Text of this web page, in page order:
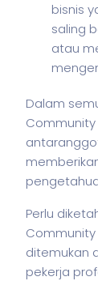
bisnis
saling
atau
Dalam
Perlu
ditemukan
pekerja